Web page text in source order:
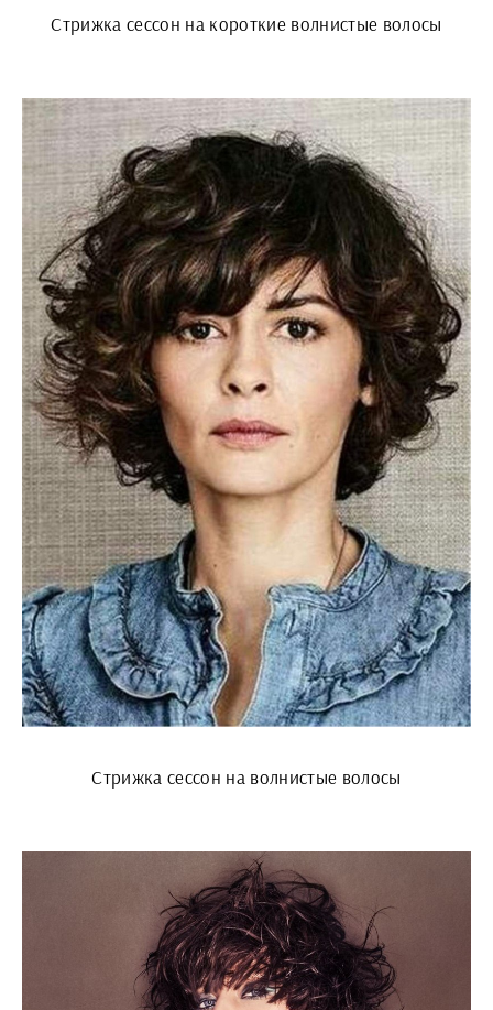
Стрижка сессон на короткие волнистые волосы
Стрижка сессон на волнистые волосы